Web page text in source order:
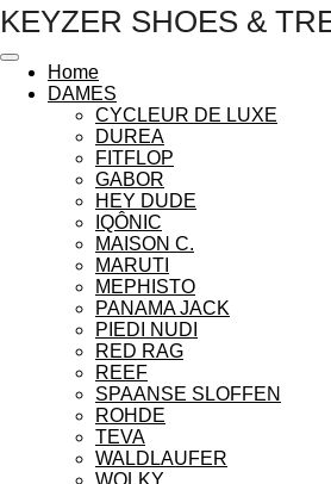
Ga
naar
hoofdinhoud
KEYZER SHOES &
Home
DAMES
CYCLEUR DE LUXE
DUREA
FITFLOP
GABOR
HEY DUDE
IQÔNIC
MAISON C.
MARUTI
MEPHISTO
PANAMA JACK
PIEDI NUDI
RED RAG
REEF
SPAANSE SLOFFEN
ROHDE
TEVA
WALDLAUFER
WOLKY